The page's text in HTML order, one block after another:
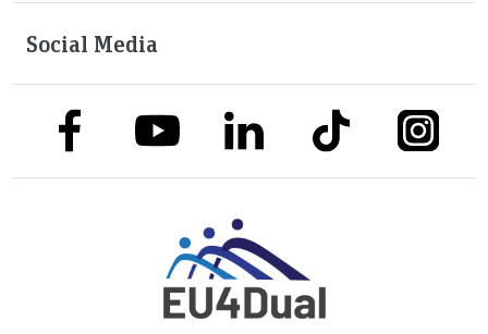
Social Media
link to facebooklink to youtubelink to linkedinlink to tiktok